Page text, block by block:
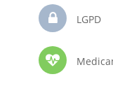
LGPD